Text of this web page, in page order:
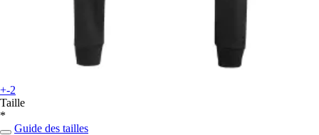
+-2
Taille
*
Guide des tailles